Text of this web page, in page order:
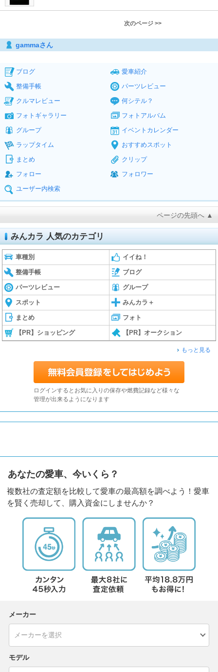
次のページ >>
gammaさん
ブログ
愛車紹介
整備手帳
パーツレビュー
クルマレビュー
何シテル？
フォトギャラリー
フォトアルバム
グループ
イベントカレンダー
ラップタイム
おすすめスポット
まとめ
クリップ
フォロー
フォロワー
ユーザー内検索
ページの先頭へ ▲
みんカラ 人気のカテゴリ
車種別 イイね！
整備手帳 ブログ
パーツレビュー グループ
スポット みんカラ＋
まとめ フォト
【PR】ショッピング 【PR】オークション
もっと見る
ログインするとお気に入りの保存や燃費記録など様々な
管理が出来るようになります
あなたの愛車、今いくら？
複数社の査定額を比較して愛車の最高額を調べよう！愛車
を賢く売却して、購入資金にしませんか？
メーカー
モデル